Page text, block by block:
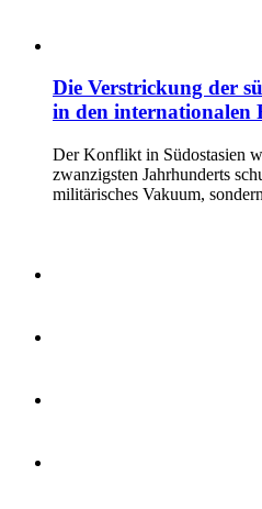
Die Verstrickung der
in den internationalen
Der Konflikt in Südostasien
zwanzigsten Jahrhunderts
militärisches Vakuum,